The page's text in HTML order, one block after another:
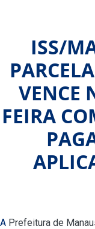
ISS/
VENCE
FEIRA
A Prefeitura de